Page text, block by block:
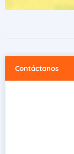
Contáctanos